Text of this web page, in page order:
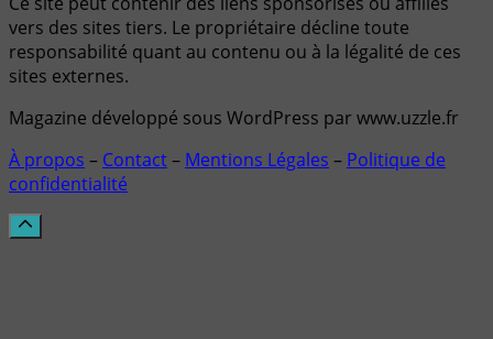
vers des sites tiers. Le propriétaire décline toute
responsabilité quant au contenu ou à la légalité de ces
sites externes.
Magazine développé sous WordPress par www.uzzle.fr
À propos – Contact– Mentions Légales – Politique de
confidentialité